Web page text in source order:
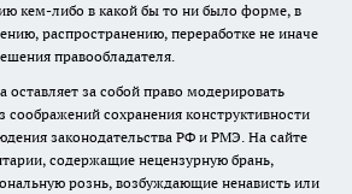
кем-либо в какой бы то ни было форме, в
распространению, переработке не иначе
правообладателя.
за собой право модерировать
соображений сохранения конструктивности
законодательства РФ и РМЭ. На сайте
содержащие нецензурную брань,
рознь, возбуждающие ненависть или